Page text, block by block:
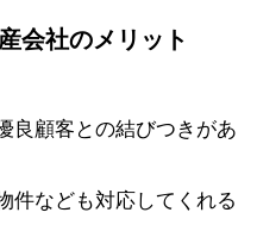
会社のメリット
良顧客との結びつきがあ
件なども対応してくれる